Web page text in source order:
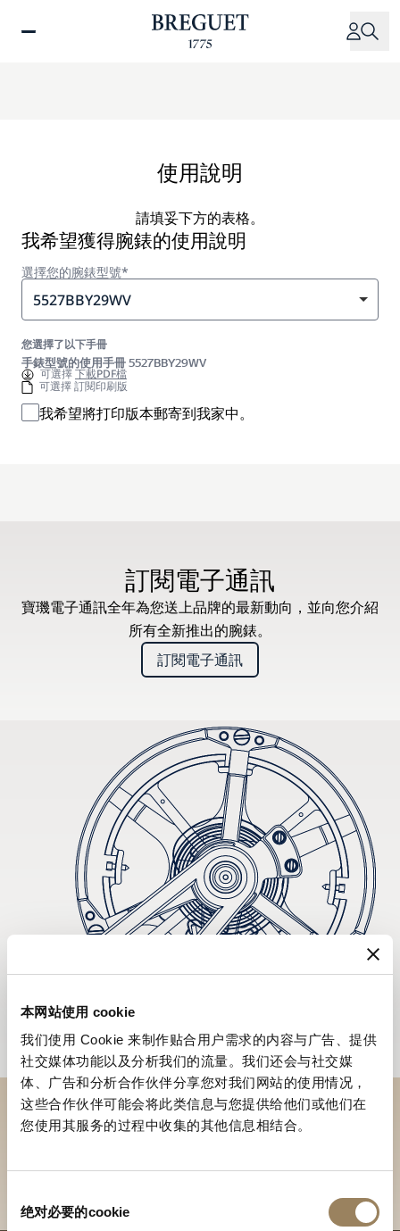
本网站使用 cookie
我们使用 Cookie 来制作贴合用户需求的内容与广告、提供
社交媒体功能以及分析我们的流量。我们还会与社交媒
体、广告和分析合作伙伴分享您对我们网站的使用情况，
这些合作伙伴可能会将此类信息与您提供给他们或他们在
您使用其服务的过程中收集的其他信息相结合。
绝对必要的cookie
使用說明
請填妥下方的表格。
我希望獲得腕錶的使用說明
選擇您的腕錶型號*
5527BBY29WV
您選擇了以下手冊
手錶型號的使用手冊 5527BBY29WV
可選擇下載PDF檔
可選擇 訂閱印刷版
我希望將打印版本郵寄到我家中。
訂閱電子通訊
寶璣電子通訊全年為您送上品牌的最新動向，並向您介紹
所有全新推出的腕錶。
訂閱電子通訊
於專賣店探索品牌系列作品
尋找專賣店